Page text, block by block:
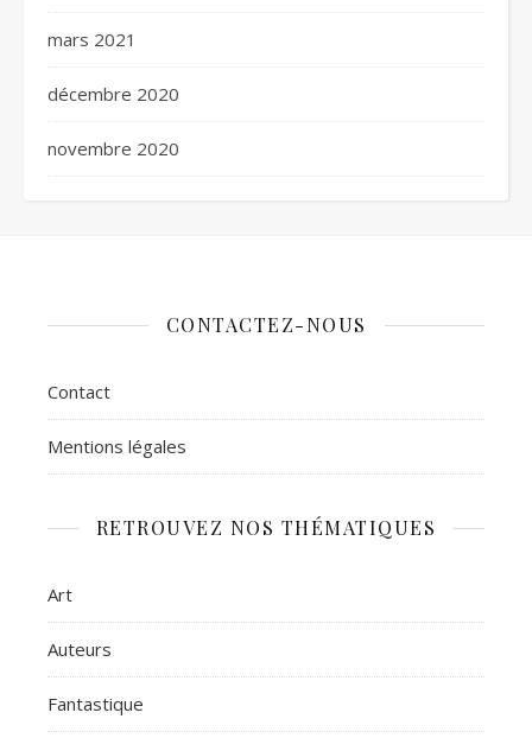
mars 2021
décembre 2020
novembre 2020
CONTACTEZ-NOUS
Contact
Mentions légales
RETROUVEZ NOS THÉMATIQUES
Art
Auteurs
Fantastique